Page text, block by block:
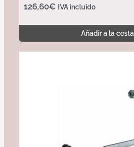
126,60€ IVA incluido
Añadir a la cesta